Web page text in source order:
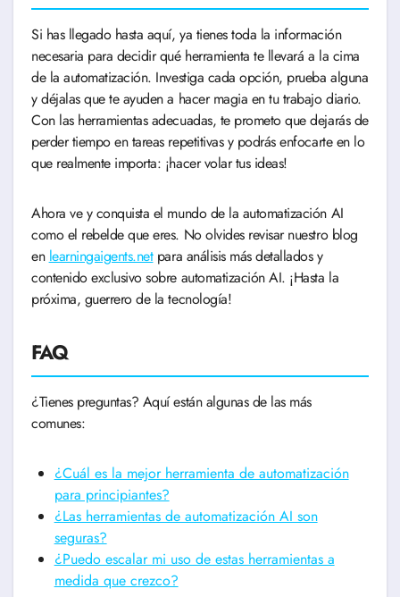
Si has llegado hasta aquí, ya tienes toda la información
necesaria para decidir qué herramienta te llevará a la cima
de la automatización. Investiga cada opción, prueba alguna
y déjalas que te ayuden a hacer magia en tu trabajo diario.
Con las herramientas adecuadas, te prometo que dejarás de
perder tiempo en tareas repetitivas y podrás enfocarte en lo
que realmente importa: ¡hacer volar tus ideas!
Ahora ve y conquista el mundo de la automatización AI
como el rebelde que eres. No olvides revisar nuestro blog
en learningaigents.netpara análisis más detallados y
contenido exclusivo sobre automatización AI. ¡Hasta la
próxima, guerrero de la tecnología!
FAQ
¿Tienes preguntas? Aquí están algunas de las más
comunes:
¿Cuál es la mejor herramienta de automatización
para principiantes?
¿Las herramientas de automatización AI son
seguras?
¿Puedo escalar mi uso de estas herramientas a
medida que crezco?